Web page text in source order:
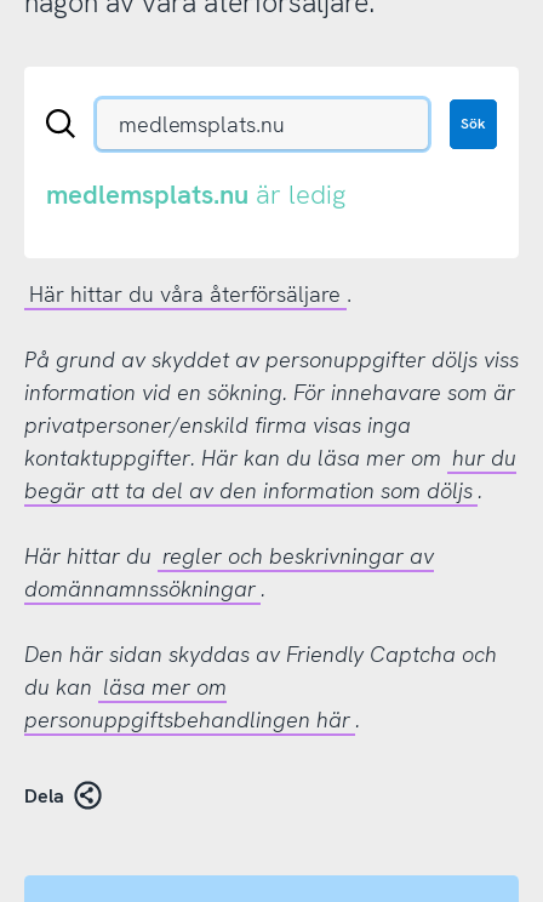
Sök
eller
Sök
medlemsplats.nu är ledig
Här hittar du våra återförsäljare .
På grund av skyddet av personuppgifter döljs viss
information vid en sökning. För innehavare som är
privatpersoner/enskild firma visas inga
kontaktuppgifter. Här kan du läsa mer om hur du
begär att ta del av den information som döljs .
Här hittar du regler och beskrivningar av
domännamnssökningar .
Den här sidan skyddas av Friendly Captcha och
du kan läsa mer om
personuppgiftsbehandlingen här .
Dela